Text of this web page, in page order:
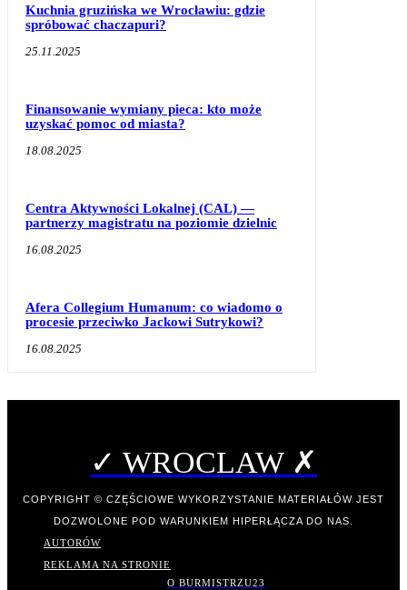
Kuchnia gruzińska we Wrocławiu: gdzie
spróbować chaczapuri?
25.11.2025
Finansowanie wymiany pieca: kto może
uzyskać pomoc od miasta?
18.08.2025
Centra Aktywności Lokalnej (CAL) —
partnerzy magistratu na poziomie dzielnic
16.08.2025
Afera Collegium Humanum: co wiadomo o
procesie przeciwko Jackowi Sutrykowi?
16.08.2025
✓ WROCLAW ✗
COPYRIGHT © CZĘŚCIOWE WYKORZYSTANIE MATERIAŁÓW JEST
DOZWOLONE POD WARUNKIEM HIPERŁĄCZA DO NAS.
AUTORÓW
REKLAMA NA STRONIE
O BURMISTRZU23